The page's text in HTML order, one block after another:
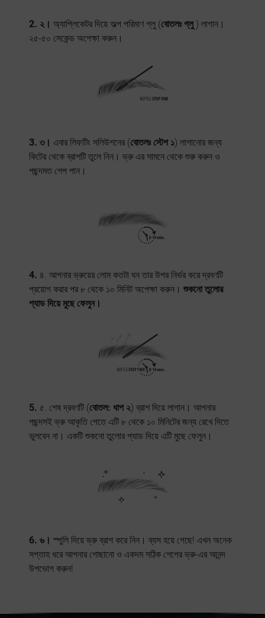
2. ২। অ্যাপ্লিকেটর দিয়ে অল্প পরিমাণ গ্লু (বোতলঃ গ্লু) লাগান।
২৫-৫০ সেকেন্ড অপেক্ষা করুন।
3. ৩। এবার লিফটিং সলিউশনের (বোতলঃ স্টেপ ১) লাগানোর জন্য
কিটের থেকে ব্রাশটি তুলে নিন। ভ্রু এর সামনে থেকে শুরু করুন ও
পছন্দমত শেপ পান।
4. ৪. আপনার ভ্রুয়ের লোম কতটা ঘন তার উপর নির্ভর করে দ্রবণটি
প্রয়োগ করার পর ৮ থেকে ১০ মিনিট অপেক্ষা করুন। শুকনো তুলোর
প্যাড দিয়ে মুছে ফেলুন।
5. ৫. শেষ দ্রবণটি (বোতল: ধাপ ২) ব্রাশ দিয়ে লাগান। আপনার
পছন্দসই ভ্রু আকৃতি পেতে এটি ৮ থেকে ১০ মিনিটের জন্য রেখে দিতে
ভুলবেন না। একটি শুকনো তুলোর প্যাড দিয়ে এটি মুছে ফেলুন।
6. ৬। স্পুলি দিয়ে ভ্রু ব্রাশ করে নিন। ব্যস হয়ে গেছে! এখন অনেক
সপ্তাহ ধরে আপনার গোছানো ও একদম সঠিক শেপের ভ্রু-এর আনন্দ
উপভোগ করুন!